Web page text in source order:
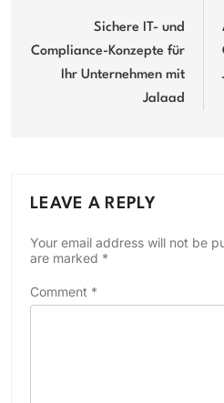
navigationSichere IT- und
Compliance-Konzepte für
Ihr Unternehmen mit
Jalaad
LEAVE A REPLY
Your email address will not be
are marked *
Comment *